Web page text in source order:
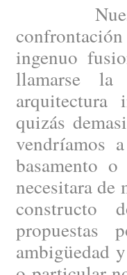
Nuestro
ingenuo
llamarse la
arquitectura
quizás
vendríamos
basamento
necesitara de
constructo
propuestas
ambigüedad